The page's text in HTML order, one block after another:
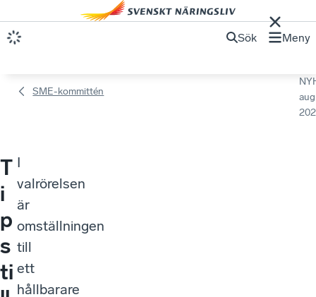
Sök Meny
SME-kommittén
T
i
p
s
ti
I
valrörelsen
är
omställningen
till
ett
hållbarare